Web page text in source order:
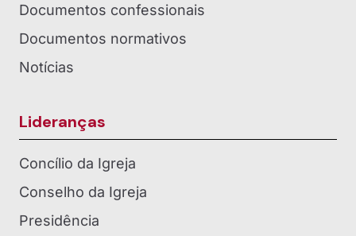
Documentos confessionais
Documentos normativos
Notícias
Lideranças
Concílio da Igreja
Conselho da Igreja
Presidência